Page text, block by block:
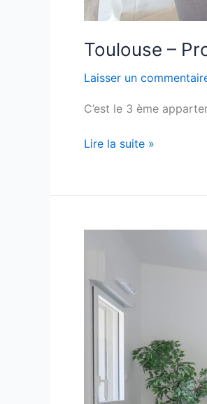
Toulouse –
Laisser un
C’est le 3 ème
Lire la suite »